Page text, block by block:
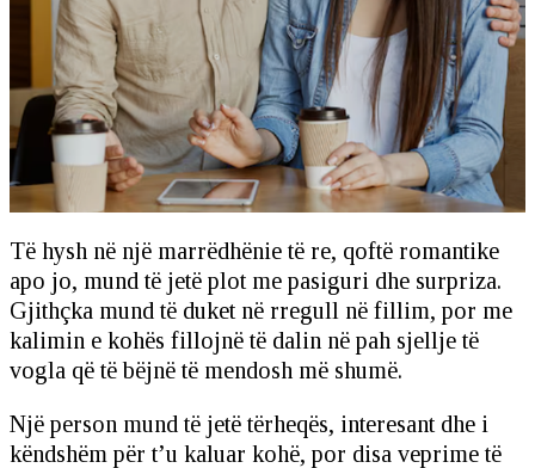
Të hysh në një marrëdhënie të re, qoftë romantike
apo jo, mund të jetë plot me pasiguri dhe surpriza.
Gjithçka mund të duket në rregull në fillim, por me
kalimin e kohës fillojnë të dalin në pah sjellje të
vogla që të bëjnë të mendosh më shumë.
Një person mund të jetë tërheqës, interesant dhe i
këndshëm për t’u kaluar kohë, por disa veprime të